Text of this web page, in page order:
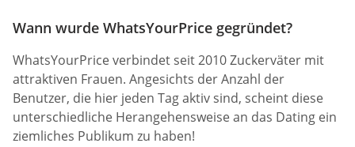
Wann wurde WhatsYourPrice gegründet?
WhatsYourPrice verbindet seit 2010 Zuckerväter mit
attraktiven Frauen. Angesichts der Anzahl der
Benutzer, die hier jeden Tag aktiv sind, scheint diese
unterschiedliche Herangehensweise an das Dating ein
ziemliches Publikum zu haben!